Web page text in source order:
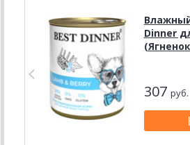
Dinner
307 руб.